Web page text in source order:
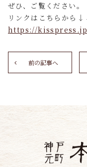
ぜひ、ご覧ください。
リンクはこちらから
https://
前の記事へ